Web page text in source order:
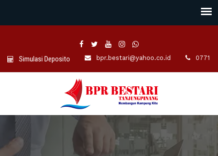
Simulasi Deposito bpr.bestari@yahoo.co.id 0771 -